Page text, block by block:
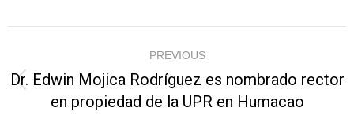
navigation
PREVIOUS
post:
Dr. Edwin Mojica Rodríguez es nombrado rector
en propiedad de la UPR en Humacao